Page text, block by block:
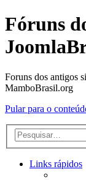
Fóruns
Foruns dos antigos
MamboBrasil.org
Pular para o
Links rápidos